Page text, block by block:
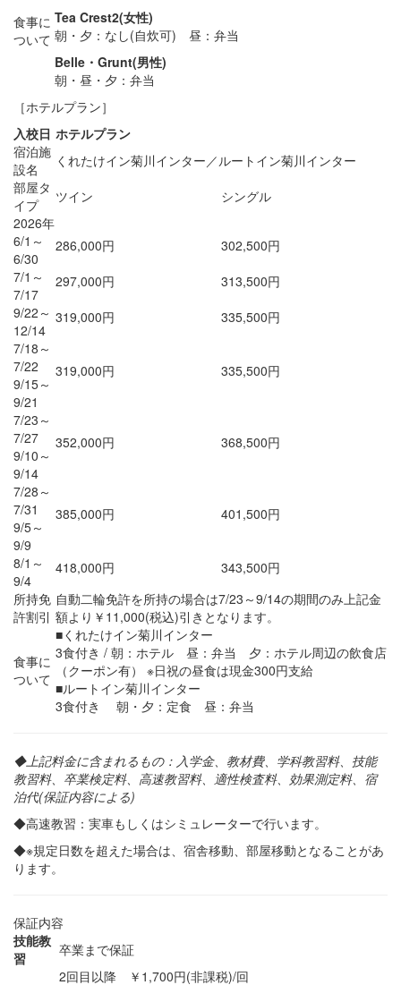
食事に
ついて
Tea Crest2(女性)
朝・夕：なし(自炊可) 昼：弁当
Belle・Grunt(男性)
朝・昼・夕：弁当
［ホテルプラン］
入校日 ホテルプラン
宿泊施
設名
くれたけイン菊川インター／ルートイン菊川インター
部屋タ
イプ
ツイン
シングル
2026年
6/1～
6/30
286,000円
302,500円
7/1～
7/17
297,000円
313,500円
9/22～
12/14
319,000円
335,500円
7/18～
7/22
9/15～
9/21
319,000円 335,500円
7/23～
7/27
9/10～
9/14
352,000円 368,500円
7/28～
7/31
9/5～
9/9
385,000円 401,500円
8/1～
9/4
418,000円
343,500円
所持免
許割引
自動二輪免許を所持の場合は7/23～9/14の期間のみ上記金
額より￥11,000(税込)引きとなります。
食事に
ついて
■くれたけイン菊川インター
3食付き / 朝：ホテル 昼：弁当 夕：ホテル周辺の飲食店
（クーポン有） ※日祝の昼食は現金300円支給
■ルートイン菊川インター
3食付き 朝・夕：定食 昼：弁当
◆上記料金に含まれるもの：入学金、教材費、学科教習料、技能
教習料、卒業検定料、高速教習料、適性検査料、効果測定料、宿
泊代(保証内容による)
◆高速教習：実車もしくはシミュレーターで行います。
◆※規定日数を超えた場合は、宿舎移動、部屋移動となることがあ
ります。
保証内容
技能教
習
卒業まで保証
2回目以降 ￥1,700円(非課税)/回